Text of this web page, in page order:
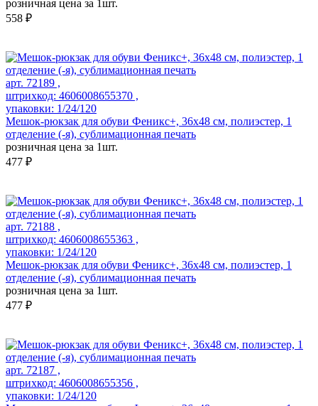
розничная цена за 1шт.
558 ₽
арт. 72189 ,
штрихкод: 4606008655370 ,
упаковки: 1/24/120
Мешок-рюкзак для обуви Феникс+, 36х48 см, полиэстер, 1
отделение (-я), сублимационная печать
розничная цена за 1шт.
477 ₽
арт. 72188 ,
штрихкод: 4606008655363 ,
упаковки: 1/24/120
Мешок-рюкзак для обуви Феникс+, 36х48 см, полиэстер, 1
отделение (-я), сублимационная печать
розничная цена за 1шт.
477 ₽
арт. 72187 ,
штрихкод: 4606008655356 ,
упаковки: 1/24/120